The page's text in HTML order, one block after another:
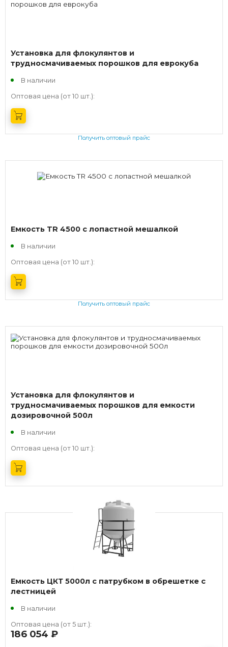
Установка для флокулянтов и
трудносмачиваемых порошков для еврокуба
В наличии
Оптовая цена (от 10 шт.):
Получить оптовый прайс
Емкость TR 4500 с лопастной мешалкой
В наличии
Оптовая цена (от 10 шт.):
Получить оптовый прайс
Установка для флокулянтов и
трудносмачиваемых порошков для емкости
дозировочной 500л
В наличии
Оптовая цена (от 10 шт.):
Емкость ЦКТ 5000л с патрубком в обрешетке с
лестницей
В наличии
Оптовая цена (от 5 шт.):
186 054